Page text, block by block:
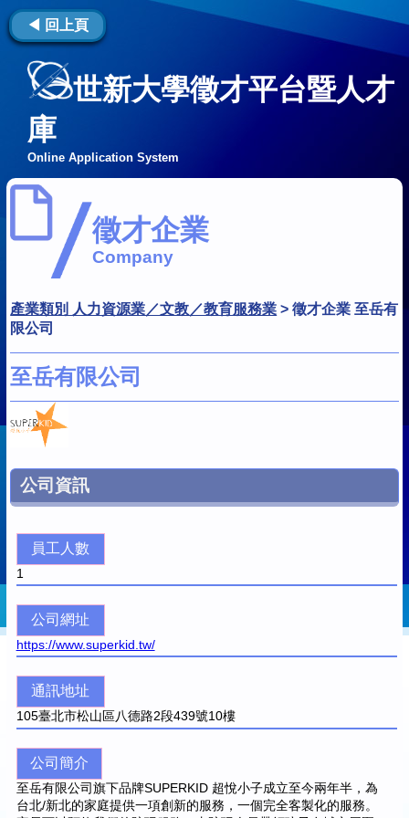
◀ 回上頁
世新大學徵才平台暨人才
庫
Online Application System
徵才企業
Company
產業類別 人力資源業／文教／教育服務業 >徵才企業 至岳有
限公司
至岳有限公司
公司資訊
員工人數
1
公司網址
https://www.superkid.tw/
通訊地址
105臺北市松山區八德路2段439號10樓
公司簡介
至岳有限公司旗下品牌SUPERKID 超悅小子成立至今兩年半，為
台北/新北的家庭提供一項創新的服務，一個完全客製化的服務。